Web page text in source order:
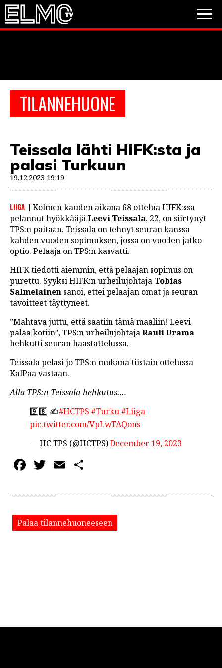
TILANNEHUONE
Teissala lähti HIFK:sta ja
palasi Turkuun
19.12.2023 19:19
LIIGA
Kolmen kauden aikana 68 ottelua HIFK:ssa
pelannut hyökkääjäLeevi Teissala, 22, on siirtynyt
TPS:n paitaan. Teissala on tehnyt seuran kanssa
kahden vuoden sopimuksen, jossa on vuoden jatko-
optio. Pelaaja on TPS:n kasvatti.
HIFK tiedotti aiemmin, että pelaajan sopimus on
purettu. Syyksi HIFK:n urheilujohtaja Tobias
Salmelainen sanoi, ettei pelaajan omat ja seuran
tavoitteet täyttyneet.
”Mahtava juttu, että saatiin tämä maaliin! Leevi
palaa kotiin”, TPS:n urheilujohtajaRauli Urama
hehkutti seuran haastattelussa.
Teissala pelasi jo TPS:n mukana tiistain ottelussa
KalPaa vastaan.
Alla TPS:n Teissala-hehkutus….
9️⃣8️⃣ ✍️#HCTPS #Turku#Liiga
pic.twitter.com/VpLwTAQons
— HC TPS (@HCTPS)December 19, 2023
Facebook
Twitter
Email
Palaa tilannehuoneeseen
PESÄPALLO
VIDEOT
JALKAPALLO
EM2021
Huuhkajat
JÄÄKIEKKO
PESÄPALLO
F1
LINTU VAI KALA
46 DENTON ROAD
VIDEOT
PODCASTIT